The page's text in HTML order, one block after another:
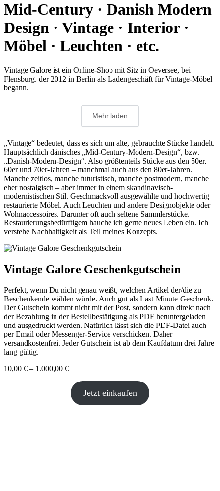
Mid-Century · Danish Modern
Design · Vintage · Interior ·
Möbel · Leuchten · etc.
Vintage Galore ist ein Online-Shop mit Sitz in Oeversee, bei
Flensburg, der 2012 in Berlin als Ladengeschäft für Vintage-Möbel
begann.
Mehr laden
„Vintage“ bedeutet, dass es sich um alte, gebrauchte Stücke handelt.
Hauptsächlich dänisches „Mid-Century-Modern-Design“, bzw.
„Danish-Modern-Design“. Also größtenteils Stücke aus den 50er,
60er und 70er-Jahren – manchmal auch aus den 80er-Jahren.
Manche zeitlos, manche futuristisch, manche postmodern, manche
eher nostalgisch – aber immer in einem skandinavisch-
modernistischen Stil. Geschmackvoll ausgewählte und hochwertig
restaurierte Möbel. Auch Leuchten und andere Designobjekte oder
Wohnaccessoires. Darunter oft auch seltene Sammlerstücke.
Restaurierungsbedürftigem hauche ich gerne neues Leben ein. Ich
verstehe Nachhaltigkeit als Teil meines Konzepts.
Vintage Galore Geschenkgutschein
Perfekt, wenn Du nicht genau weißt, welchen Artikel der/die zu
Beschenkende wählen würde. Auch gut als Last-Minute-Geschenk.
Der Gutschein kommt nicht mit der Post, sondern kann direkt nach
der Bezahlung in der Bestellbestätigung als PDF heruntergeladen
und ausgedruckt werden. Natürlich lässt sich die PDF-Datei auch
per Email oder Messenger-Service verschicken. Daher
versandkostenfrei. Jeder Gutschein ist ab dem Kaufdatum drei Jahre
lang gültig.
10,00 € – 1.000,00 €
Jetzt einkaufen